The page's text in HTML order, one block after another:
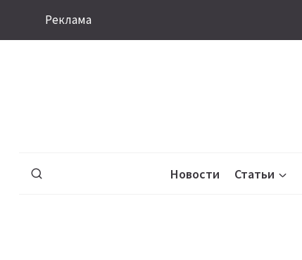
Реклама
Новости Статьи